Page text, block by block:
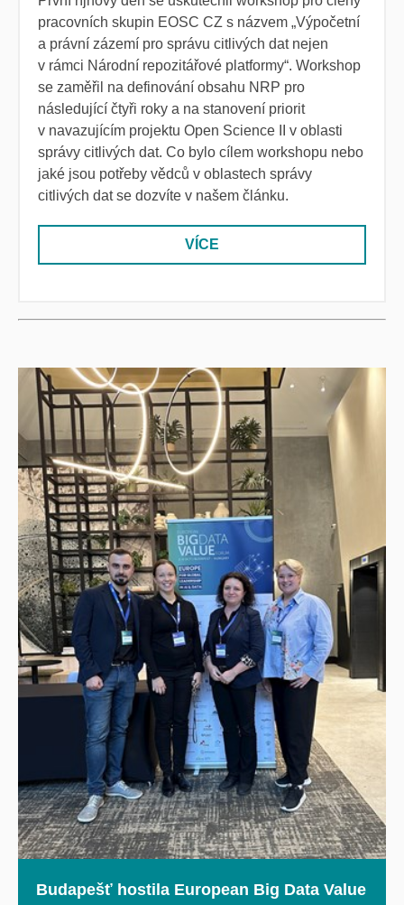
pracovních skupin EOSC CZ s názvem „Výpočetní
a právní zázemí pro správu citlivých dat nejen
v rámci Národní repozitářové platformy“. Workshop
se zaměřil na definování obsahu NRP pro
následující čtyři roky a na stanovení priorit
v navazujícím projektu Open Science II v oblasti
správy citlivých dat. Co bylo cílem workshopu nebo
jaké jsou potřeby vědců v oblastech správy
citlivých dat se dozvíte v našem článku.
VÍCE
Budapešť hostila European Big Data Value